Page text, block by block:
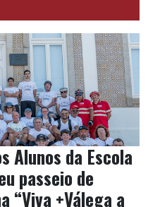
Alunos da Escola
passeio de
“Viva +Válega a